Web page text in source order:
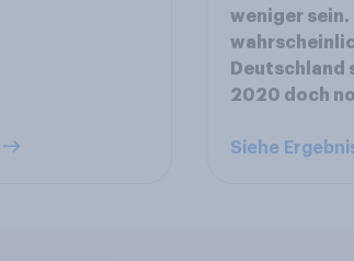
weniger sein.
Deutschland
2020 doch
Siehe